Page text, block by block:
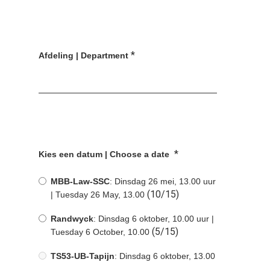
Afdeling | Department *
Kies een datum | Choose a date *
MBB-Law-SSC: Dinsdag 26 mei, 13.00 uur
| Tuesday 26 May, 13.00 (10/15)
Randwyck: Dinsdag 6 oktober, 10.00 uur |
Tuesday 6 October, 10.00 (5/15)
TS53-UB-Tapijn: Dinsdag 6 oktober, 13.00